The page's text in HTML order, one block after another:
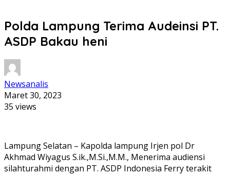
Polda Lampung Terima Audeinsi PT.
ASDP Bakau heni
Newsanalis
Maret 30, 2023
35 views
Lampung Selatan – Kapolda lampung Irjen pol Dr
Akhmad Wiyagus S.ik.,M.Si.,M.M., Menerima audiensi
silahturahmi dengan PT. ASDP Indonesia Ferry terakit